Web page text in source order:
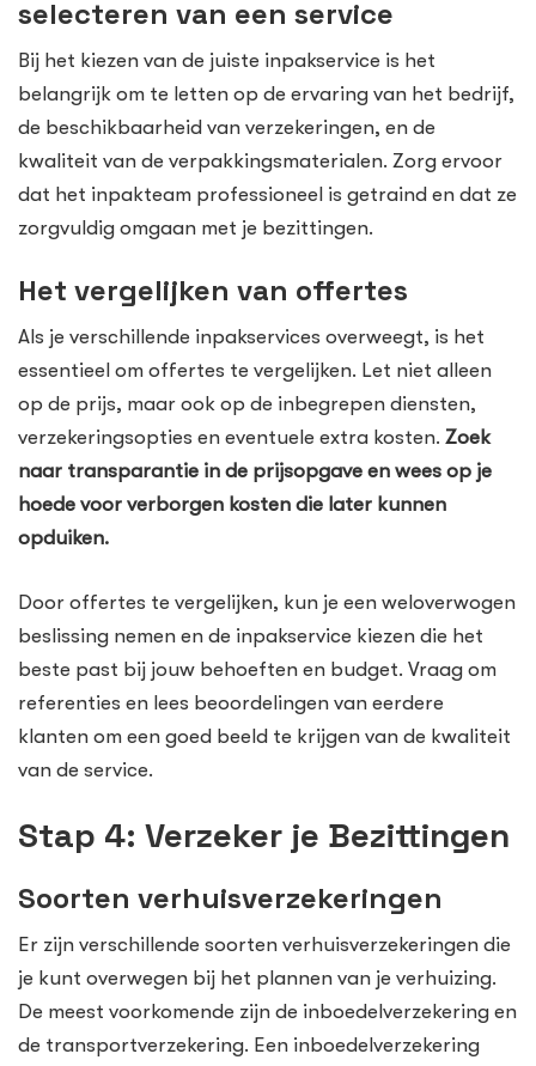
selecteren van een service
Bij het kiezen van de juiste inpakservice is het
belangrijk om te letten op de ervaring van het bedrijf,
de beschikbaarheid van verzekeringen, en de
kwaliteit van de verpakkingsmaterialen. Zorg ervoor
dat het inpakteam professioneel is getraind en dat ze
zorgvuldig omgaan met je bezittingen.
Het vergelijken van offertes
Als je verschillende inpakservices overweegt, is het
essentieel om offertes te vergelijken. Let niet alleen
op de prijs, maar ook op de inbegrepen diensten,
verzekeringsopties en eventuele extra kosten. Zoek
naar transparantie in de prijsopgave en wees op je
hoede voor verborgen kosten die later kunnen
opduiken.
Door offertes te vergelijken, kun je een weloverwogen
beslissing nemen en de inpakservice kiezen die het
beste past bij jouw behoeften en budget. Vraag om
referenties en lees beoordelingen van eerdere
klanten om een goed beeld te krijgen van de kwaliteit
van de service.
Stap 4: Verzeker je Bezittingen
Soorten verhuisverzekeringen
Er zijn verschillende soorten verhuisverzekeringen die
je kunt overwegen bij het plannen van je verhuizing.
De meest voorkomende zijn de inboedelverzekering en
de transportverzekering. Een inboedelverzekering